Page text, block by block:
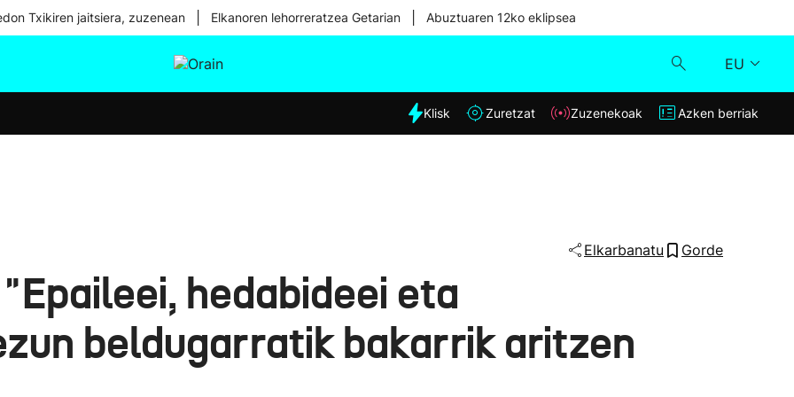
Txikiren jaitsiera, zuzenean Elkanoren lehorreratzea Getarian Abuztuaren 12ko eklipsea
EU
Eguraldia
Klisk
Klisk Zuretzat Zuzenekoak Azken berriak
Elkarbanatu Gorde
hedabideei eta
beldugarratik bakarrik aritzen